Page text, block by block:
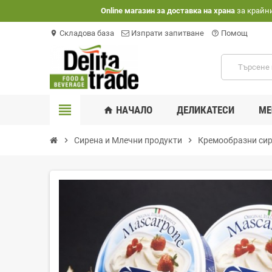
Оnline магазин за доставка на храназа
location_on Складова база Изпрати запитване help_outline Помощ
view_headline home НАЧАЛО ДЕЛИКАТЕСИ
chevron_right Сирена и Млечни продукти chevron_right Кремообразни